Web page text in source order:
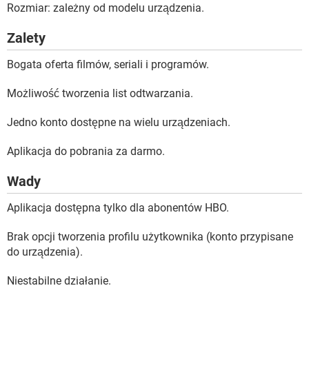
Rozmiar: zależny od modelu urządzenia.
Zalety
Bogata oferta filmów, seriali i programów.
Możliwość tworzenia list odtwarzania.
Jedno konto dostępne na wielu urządzeniach.
Aplikacja do pobrania za darmo.
Wady
Aplikacja dostępna tylko dla abonentów HBO.
Brak opcji tworzenia profilu użytkownika (konto przypisane
do urządzenia).
Niestabilne działanie.